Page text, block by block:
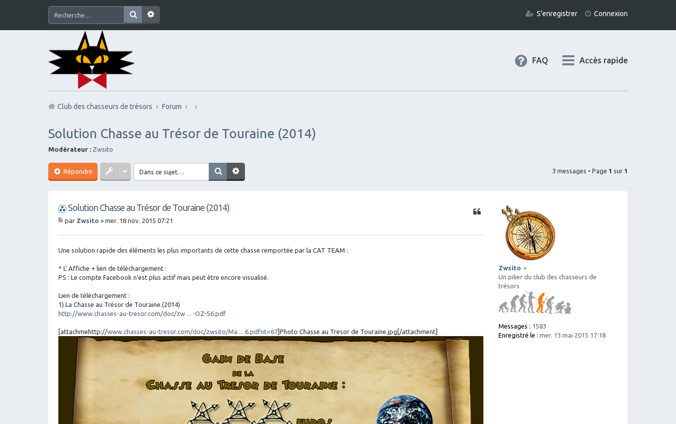
Connexion
S’enregistrer
Accès rapide
FAQ
Club des chasseurs de trésors Forum
Solution Chasse au Trésor de Touraine (2014)
Modérateur : Zwsito
Répondre 3 messages • Page 1 sur 1
Zwsito
Un pilier du club des chasseurs de
trésors
Messages : 1583
Enregistré le : mer. 13 mai 2015 17:18
Solution Chasse au Trésor de Touraine (2014) Citation
g
par Zwsito » mer. 18 nov. 2015 07:21
Une solution rapide des éléments les plus importants de cette chasse remportée par la CAT TEAM :
* L' Affiche + lien de téléchargement :
PS : Le compte Facebook n'est plus actif mais peut être encore visualisé.
Lien de téléchargement :
1) La Chasse au Trésor de Touraine.(2014)
http://www.chasses-au-tresor.com/doc/zw ... -OZ-56.pdf
[attachmehttp://www.chasses-au-tresor.com/doc/zwsito/Ma ... 6.pdfnt=67]Photo Chasse au Tresor de Touraine.jpg[/attachment]